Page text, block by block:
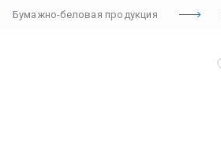
Бумажно-беловая продукция